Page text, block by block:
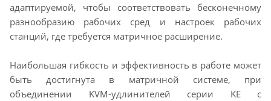
адаптируемой, чтобы соответствовать бесконечному
разнообразию рабочих сред и настроек рабочих
станций, где требуется матричное расширение.
Наибольшая гибкость и эффективность в работе может
быть достигнута в матричной системе, при
объединении KVM-удлинителей серии KE с